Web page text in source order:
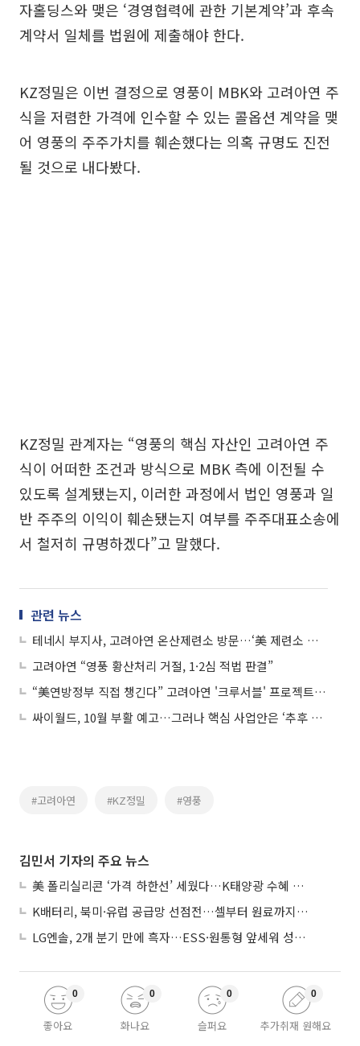
자홀딩스와 맺은 ‘경영협력에 관한 기본계약’과 후속
계약서 일체를 법원에 제출해야 한다.
KZ정밀은 이번 결정으로 영풍이 MBK와 고려아연 주
식을 저렴한 가격에 인수할 수 있는 콜옵션 계약을 맺
어 영풍의 주주가치를 훼손했다는 의혹 규명도 진전
될 것으로 내다봤다.
KZ정밀 관계자는 “영풍의 핵심 자산인 고려아연 주
식이 어떠한 조건과 방식으로 MBK 측에 이전될 수
있도록 설계됐는지, 이러한 과정에서 법인 영풍과 일
반 주주의 이익이 훼손됐는지 여부를 주주대표소송에
서 철저히 규명하겠다”고 말했다.
관련 뉴스
테네시 부지사, 고려아연 온산제련소 방문…‘美 제련소 건설’ 탄력
고려아연 “영풍 황산처리 거절, 1·2심 적법 판결”
“美연방정부 직접 챙긴다” 고려아연 '크루서블' 프로젝트 일사천리
싸이월드, 10월 부활 예고…그러나 핵심 사업안은 ‘추후 공개’
#고려아연 #KZ정밀 #영풍
김민서 기자의 주요 뉴스
美 폴리실리콘 ‘가격 하한선’ 세웠다…K태양광 수혜 기대
K배터리, 북미·유럽 공급망 선점전…셀부터 원료까지 현지화
LG엔솔, 2개 분기 만에 흑자…ESS·원통형 앞세워 성장 가속
좋아요
0
화나요
0
슬퍼요
0
추가취재 원해요
0